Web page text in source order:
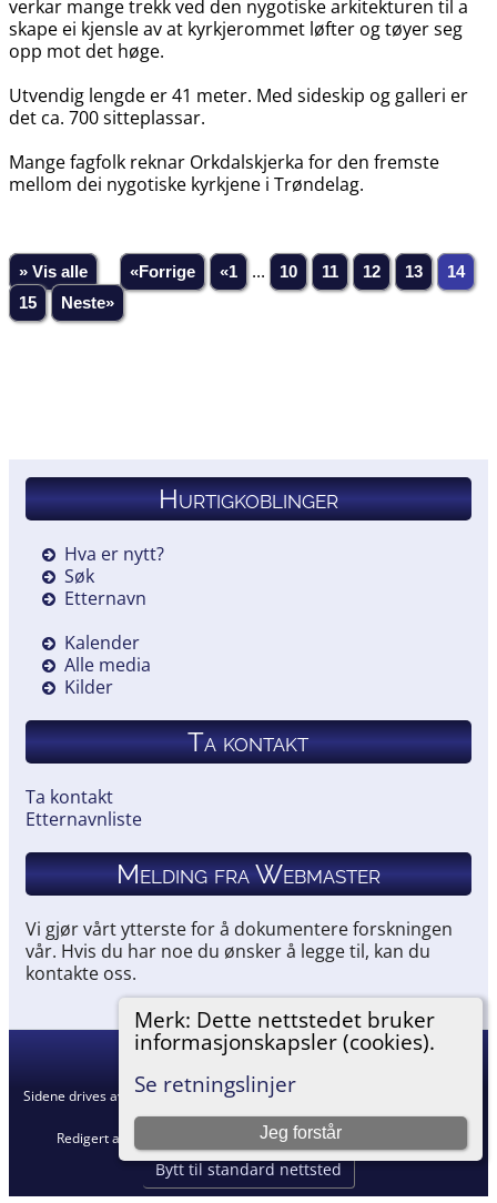
Merk: Dette nettstedet bruker
informasjonskapsler (cookies).
Se retningslinjer
Jeg forstår
verkar mange trekk ved den nygotiske arkitekturen til a
skape ei kjensle av at kyrkjerommet løfter og tøyer seg
opp mot det høge.
Utvendig lengde er 41 meter. Med sideskip og galleri er
det ca. 700 sitteplassar.
Mange fagfolk reknar Orkdalskjerka for den fremste
mellom dei nygotiske kyrkjene i Trøndelag.
» Vis alle «Forrige «1 ... 10 11 12 13
14
15
Neste»
Hurtigkoblinger
Hva er nytt?
Søk
Etternavn
Kalender
Alle media
Kilder
Ta kontakt
Ta kontakt
Etternavnliste
Melding fra Webmaster
Vi gjør vårt ytterste for å dokumentere forskningen
vår. Hvis du har noe du ønsker å legge til, kan du
kontakte oss.
Hemneslekt 2026
Sidene drives av The Next Generation of Genealogy Sitebuilding
Redigert av
Retningslinjer for personvern
Bytt til standard nettsted